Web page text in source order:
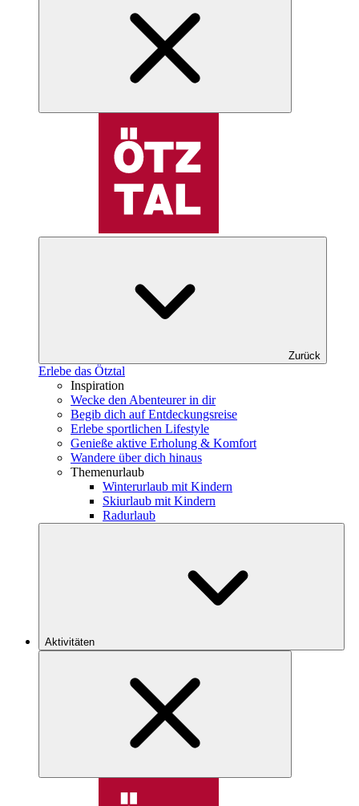
Zurück
Erlebe das Ötztal
Inspiration
Wecke den Abenteurer in dir
Begib dich auf Entdeckungsreise
Erlebe sportlichen Lifestyle
Genieße aktive Erholung & Komfort
Wandere über dich hinaus
Themenurlaub
Winterurlaub mit Kindern
Skiurlaub mit Kindern
Radurlaub
Aktivitäten